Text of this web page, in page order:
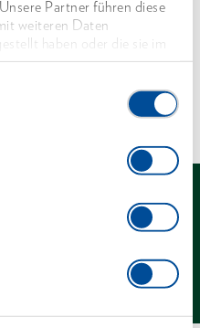
Partner führen diese
weiteren Daten
haben oder die sie im
gesammelt haben. Unsere